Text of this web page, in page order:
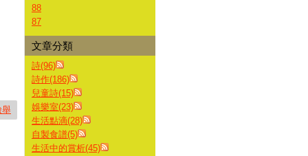
88
87
文章分類
詩(96)
詩作(186)
兒童詩(15)
娛樂室(23)
生活點滴(28)
自製食譜(5)
生活中的賞析(45)